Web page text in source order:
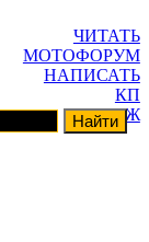
ЧИТАТЬ
МОТОФОРУМ
НАПИСАТЬ
КП
ГАРАЖ